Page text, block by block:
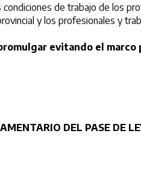
de trabajo de los
y los profesionales y
evitando el marco
DEL PASE DE